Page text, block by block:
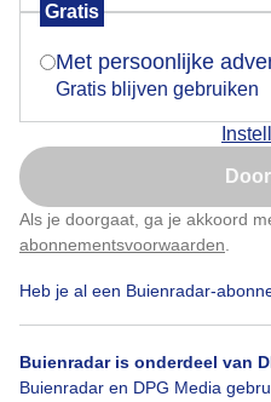
Gratis
Met persoonlijke
Gratis blijven gebruiken
Als je doorgaat, ga je akkoord
abonnementsvoorwaarden
Heb je al een Buienradar-
Buienradar is onderdeel van
Buienradar en DPG Media
Door: Jolanda Pelkmans
Bekijk slideshow
Is goed,
Nu niet,
Klik hierom dit